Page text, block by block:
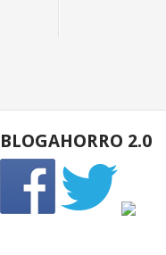
BLOGAHORRO 2.0